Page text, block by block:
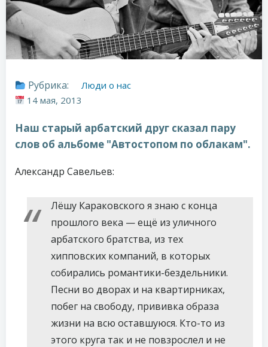
Рубрика:
Люди о нас
14 мая, 2013
Наш старый арбатский друг сказал пару
слов об альбоме "Автостопом по облакам".
Александр Савельев:
Лёшу Караковского я знаю с конца
прошлого века — ещё из уличного
арбатского братства, из тех
хипповских компаний, в которых
собирались романтики-бездельники.
Песни во дворах и на квартирниках,
побег на свободу, прививка образа
жизни на всю оставшуюся. Кто-то из
этого круга так и не повзрослел и не